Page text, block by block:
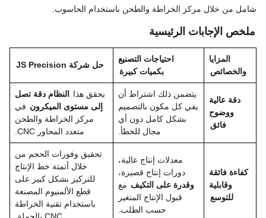
شامل من خلال مركز الخراطة والطحن باستخدام الحاسوب.
ملخص الإجابات الرئيسية
المزايا
والخصائص
احتياجات التصنيع
بكميات كبيرة
حل شركة JS Precision
دقة عالية
ووضوح
فائق
يتضمن ذلك اشتراط أن
يفي كل مكون بالتصميم
بشكل كامل دون أي
مجال للخطأ.
يحقق هذا
النظام دقة تصل
إلى مستوى الميكرون في
مركز الخراطة والطحن
متعدد المحاور CNC.
كفاءة فائقة
وقابلية
للتوسع
معدلات إنتاج عالية،
دورات إنتاج قصيرة،
وقدرة على التكيف مع
قبول الإنتاج المتغير
حسب الطلب.
تحقيق وفورات الحجم من
خلال أتمتة خط الإنتاج
للتركيز بشكل كبير على
قطع الألمنيوم المصنعة
باستخدام تقنية الخراطة